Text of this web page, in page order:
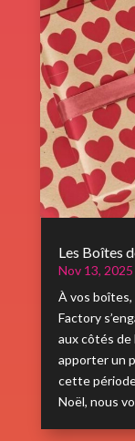
Les Boîtes
Nov 13, 2025
À vos boîtes,
Factory
aux côtés de
apporter un
cette
Noël, nous